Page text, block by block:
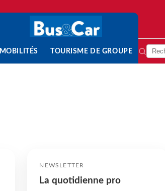
MOBILITÉS TOURISME DE GROUPE
NEWSLETTER
La quotidienne pro